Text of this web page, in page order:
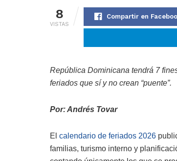
8
VISTAS
Compartir en
República Dominicana tendrá 7
feriados que sí y no crean “puente”.
Por: Andrés Tovar
El calendario de feriados 2026
familias, turismo interno y